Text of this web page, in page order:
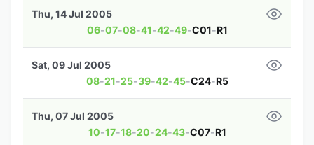
06-07-08-41-42-49-C01-R1
Thu, 14 Jul 2005
08-21-25-39-42-45-C24-R5
Sat, 09 Jul 2005
10-17-18-20-24-43-C07-R1
Thu, 07 Jul 2005